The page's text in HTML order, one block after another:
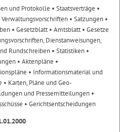
und Protokolle • Staatsverträge •
Verwaltungsvorschriften • Satzungen •
• Gesetzblatt• Amtsblatt• Gesetze
Dienstanweisungen,
Rundschreiben • Statistiken •
• Aktenpläne •
• Informationsmaterial und
• Karten, Pläne und Geo-
und Pressemitteilungen •
• Gerichtsentscheidungen